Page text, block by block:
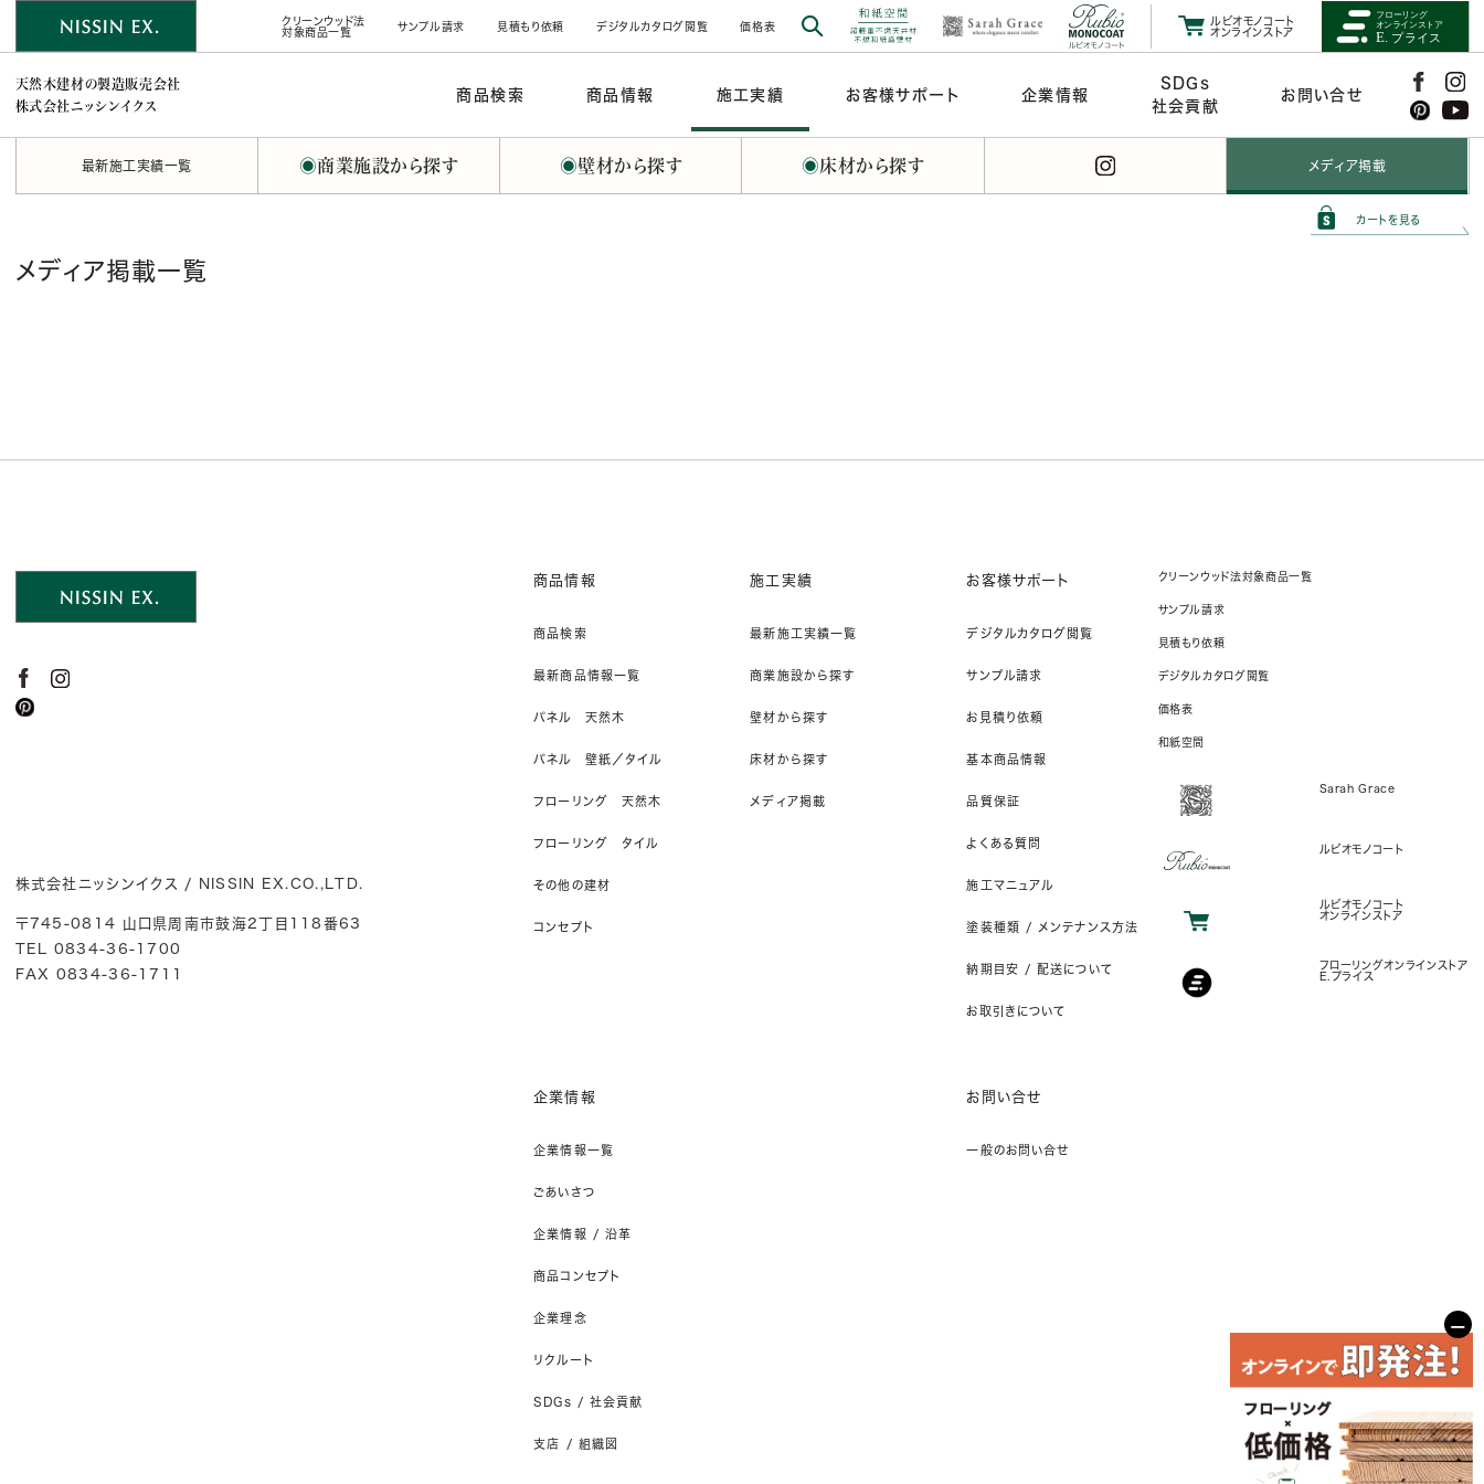
クリーンウッド法
対象商品一覧
サンプル請求 見積もり依頼 デジタルカタログ閲覧 価格表
ルビオモノコート
オンラインストア
天然木建材の製造販売会社
株式会社ニッシンイクス
商品検索 商品情報 施工実績 お客様サポート 企業情報
SDGs
社会貢献
お問い合せ
最新施工実績一覧 ◉商業施設から探す ◉壁材から探す ◉床材から探す メディア掲載
カートを見る
メディア掲載一覧
株式会社ニッシンイクス / NISSIN EX.CO.,LTD.
〒745-0814 山口県周南市鼓海2丁目118番63
TEL 0834-36-1700
FAX 0834-36-1711
商品情報
商品検索
最新商品情報一覧
パネル 天然木
パネル 壁紙／タイル
フローリング 天然木
フローリング タイル
その他の建材
コンセプト
施工実績
最新施工実績一覧
商業施設から探す
壁材から探す
床材から探す
メディア掲載
お客様サポート
デジタルカタログ閲覧
サンプル請求
お見積り依頼
基本商品情報
品質保証
よくある質問
施工マニュアル
塗装種類 / メンテナンス方法
納期目安 / 配送について
お取引きについて
企業情報
企業情報一覧
ごあいさつ
企業情報 / 沿革
商品コンセプト
企業理念
リクルート
SDGs / 社会貢献
支店 / 組織図
お問い合せ
一般のお問い合せ
クリーンウッド法対象商品一覧
サンプル請求
見積もり依頼
デジタルカタログ閲覧
価格表
和紙空間
Sarah Grace
ルビオモノコート
ルビオモノコート
オンラインストア
フローリングオンラインストア
E.プライス
−